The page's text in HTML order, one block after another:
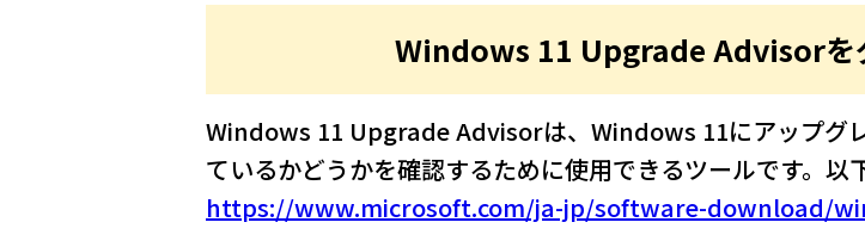
Windows 11 Upgrade Advisorを
Windows 11 Upgrade Advisorは、Windows 11にアップグ
ているかどうかを確認するために使用できるツールです。以
https://www.microsoft.com/ja-jp/software-download/